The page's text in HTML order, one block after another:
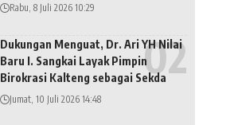
Rabu, 8 Juli 2026 10:29
Dukungan Menguat, Dr. Ari YH Nilai
Baru I. Sangkai Layak Pimpin
Birokrasi Kalteng sebagai Sekda
Jumat, 10 Juli 2026 14:48